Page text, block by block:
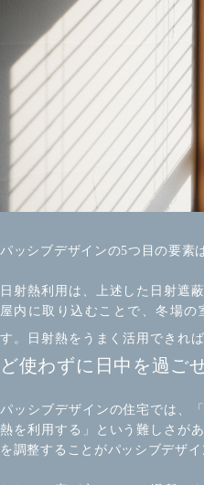
パッシブデザインの5つ目の要素
日射熱利用は、上述した日射遮
屋内に取り込むことで、冬場
す。日射熱をうまく活用できれば
ど使わずに日中を過ご
パッシブデザインの住宅では、
熱を利用する」という難しさが
を調整することがパッシブデザ